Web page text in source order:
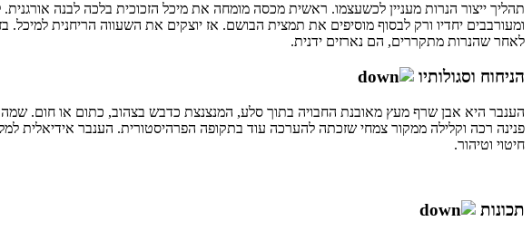
תהליך ייצור הנרות מעניין לכשעצמו. ראשית מכסה מומחה את מיכל הזכוכית בלכה לבנה
ומעורבבים יחדיו ורק לבסוף מוסיפים את תמצית הבושם. אז יוצקים את השעווה הריחנית
לאחר שהנרות מתקררים, הם נארזים ידנית.
הניחוח וסגולותיו
הענבר היא אבן שרף מעץ מאובנת החבויה בתוך סלע, המנצנצת כדבש בצהוב, כתום או חום.
פנינה רכה וקלילה ממקור צמחי שזכתה להערכה עוד בתקופה הפרהיסטורית. הענבר אידיאלית
חיטוי וטיהור.
תכונות